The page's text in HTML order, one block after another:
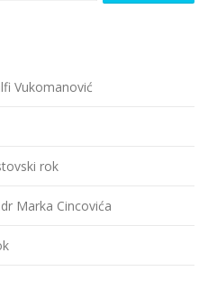
Vukomanović
rok
Marka Cincovića